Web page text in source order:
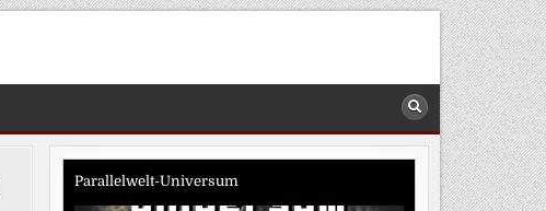
Parallelwelt-Universum